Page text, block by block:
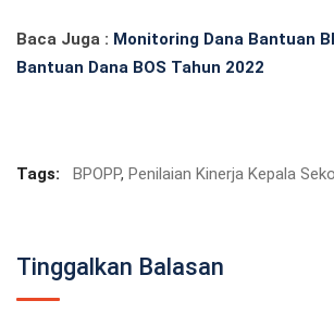
Baca Juga : Monitoring Dana Bantuan
Bantuan Dana BOS Tahun 2022
Tags: BPOPP, Penilaian Kinerja Kepala
Tinggalkan Balasan